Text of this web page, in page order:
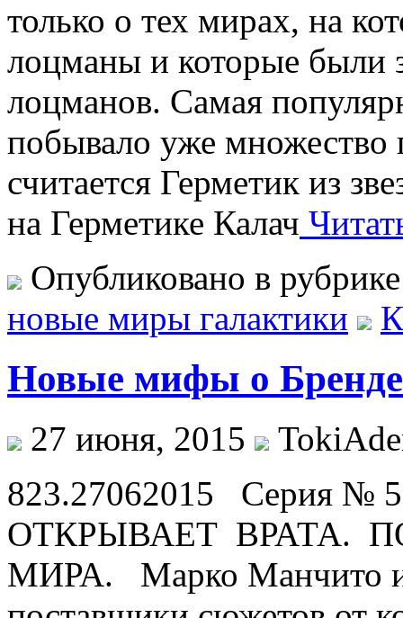
только о тех мирах, на
лоцманы и которые были
лоцманов. Самая
побывало уже множество
считается Герметик из
на Герметике Калач
Опубликовано в
новые миры галактики
Новые мифы о Бренде
27 июня, 2015
823.27062015 Серия
ОТКРЫВАЕТ ВРАТА.
МИРА. Марко Манчито и